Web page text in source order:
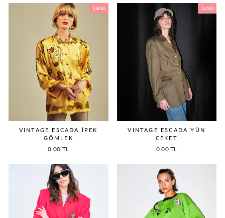
Satıldı
VINTAGE ESCADA İPEK
GÖMLEK
0.00 TL
Satıldı
VINTAGE ESCADA YÜN
CEKET
0.00 TL